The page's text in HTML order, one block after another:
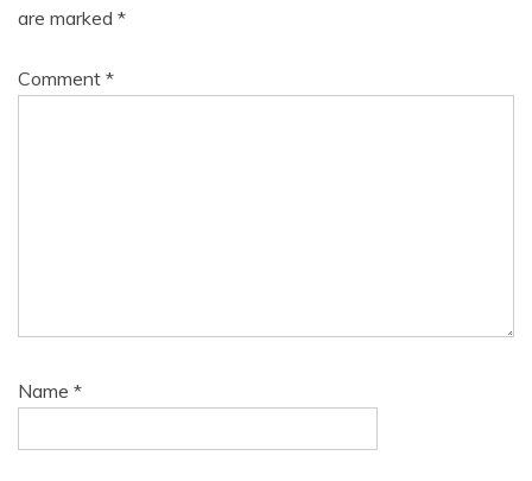
are marked *
Comment *
Name *